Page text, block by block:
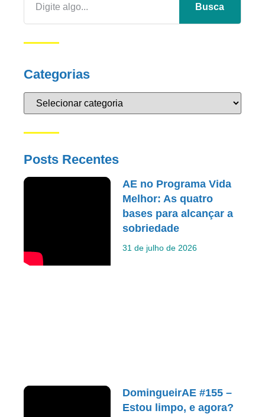
Busca
Categorias
Posts Recentes
AE no Programa Vida
Melhor: As quatro
bases para alcançar a
sobriedade
31 de julho de 2026
DomingueirAE #155 –
Estou limpo, e agora?